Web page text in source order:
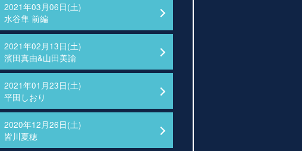
2021年03月06日(土)
水谷隼 前編
2021年02月13日(土)
濱田真由&山田美諭
2021年01月23日(土)
平田しおり
2020年12月26日(土)
皆川夏穂